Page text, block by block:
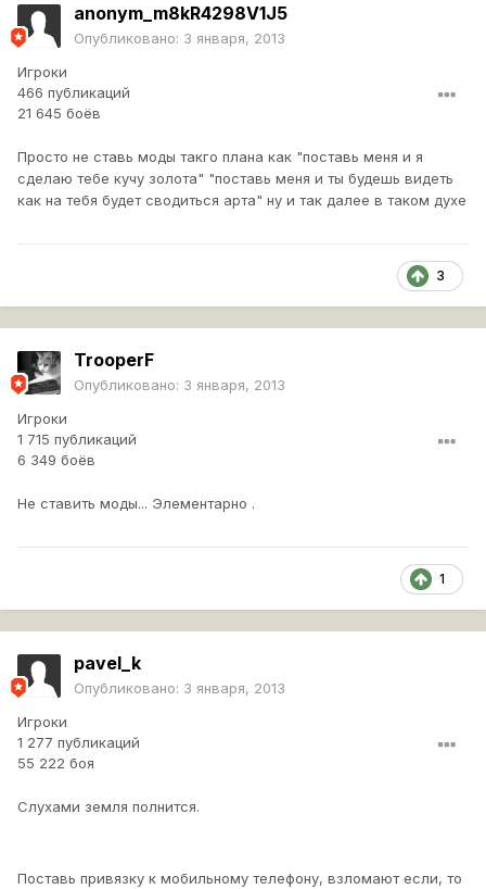
anonym_m8kR4298V1J5
Опубликовано: 3 января, 2013
Игроки
466 публикаций
21 645 боёв
Просто не ставь моды такго плана как "поставь меня и я
сделаю тебе кучу золота" "поставь меня и ты будешь видеть
как на тебя будет сводиться арта" ну и так далее в таком духе
3
TrooperF
Опубликовано: 3 января, 2013
Игроки
1 715 публикаций
6 349 боёв
Не ставить моды... Элементарно .
1
pavel_k
Опубликовано: 3 января, 2013
Игроки
1 277 публикаций
55 222 боя
Слухами земля полнится.
Поставь привязку к мобильному телефону, взломают если, то